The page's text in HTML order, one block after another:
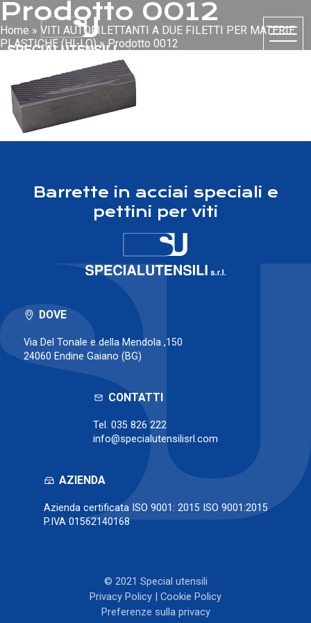
Prodotto 0012
Home » VITI AUTOFILETTANTI A DUE FILETTI PER MATERIE
PLASTICHE (HI-LO)»Prodotto 0012
Barrette in acciai speciali e
pettini per viti
DOVE
Via Del Tonale e della Mendola ,150
24060 Endine Gaiano (BG)
CONTATTI
Tel. 035 826 222
info@specialutensilisrl.com
AZIENDA
Azienda certificata ISO 9001: 2015 ISO 9001:2015
P.IVA 01562140168
© 2021 Special utensili
Privacy Policy | Cookie Policy
Preferenze sulla privacy